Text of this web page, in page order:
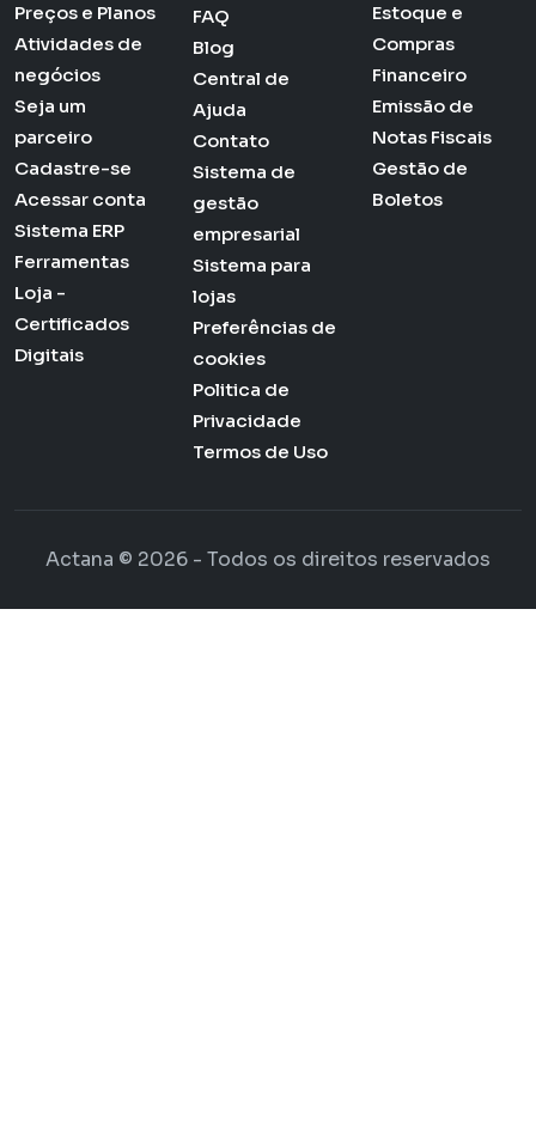
Preços e Planos
Atividades de
negócios
Seja um
parceiro
Cadastre-se
Acessar conta
Sistema ERP
Ferramentas
Loja -
Certificados
Digitais
FAQ
Blog
Central de
Ajuda
Contato
Sistema de
gestão
empresarial
Sistema para
lojas
Preferências de
cookies
Politica de
Privacidade
Termos de Uso
Estoque e
Compras
Financeiro
Emissão de
Notas Fiscais
Gestão de
Boletos
Actana © 2026 - Todos os direitos reservados